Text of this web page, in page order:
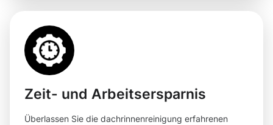
Zeit- und Arbeitsersparnis
Überlassen Sie die dachrinnenreinigung erfahrenen